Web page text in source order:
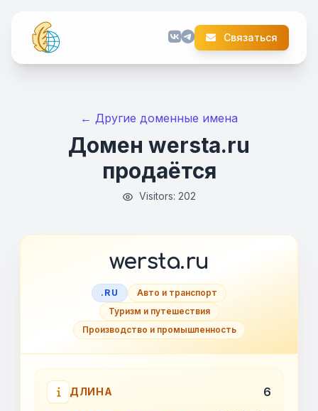
Связаться
← Другие доменные имена
Домен wersta.ru
продаётся
Visitors: 202
wersta.ru
.RU
Авто и транспорт
Туризм и путешествия
Производство и промышленность
ДЛИНА 6